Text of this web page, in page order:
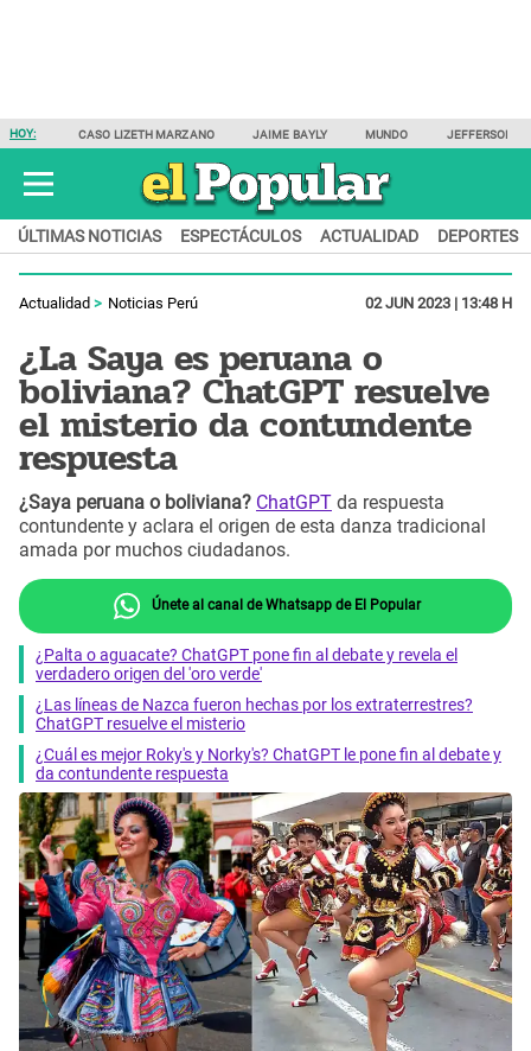
HOY: CASO LIZETH MARZANO JAIME BAYLY MUNDO JEFFERSON
ÚLTIMAS NOTICIAS ESPECTÁCULOS ACTUALIDAD DEPORTES
Actualidad Noticias Perú 02 JUN 2023 | 13:48 H
¿La Saya es peruana o
boliviana? ChatGPT resuelve
el misterio da contundente
respuesta
¿Saya peruana o boliviana? ChatGPT da respuesta
contundente y aclara el origen de esta danza tradicional
amada por muchos ciudadanos.
Únete al canal de Whatsapp de El Popular
¿Palta o aguacate? ChatGPT pone fin al debate y revela el
verdadero origen del 'oro verde'
¿Las líneas de Nazca fueron hechas por los extraterrestres?
ChatGPT resuelve el misterio
¿Cuál es mejor Roky's y Norky's? ChatGPT le pone fin al debate y
da contundente respuesta